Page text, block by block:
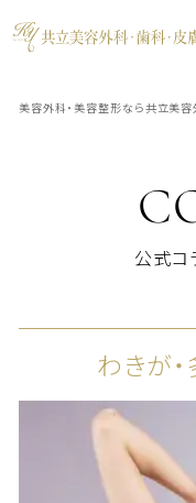
美容外科・美容整形なら共立美容
公式コ
わきが